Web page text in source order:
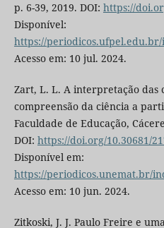
p. 6-39, 2019. DOI: https://
Disponível:
https://
Acesso em: 10 jul. 2024.
Zart, L. L. A interpretação das
compreensão da ciência a
Faculdade de Educação,
DOI: https://doi.org/10.30681/
Disponível em:
https://periodicos.unemat.br/
Acesso em: 10 jun. 2024.
Zitkoski, J. J. Paulo Freire e